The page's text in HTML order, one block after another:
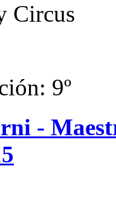
Circus
9º
-